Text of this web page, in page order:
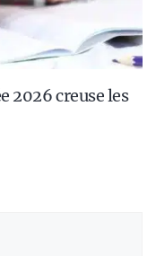
2026 creuse les